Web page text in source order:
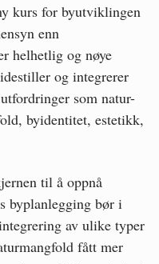
kurs for byutviklingen
enn
helhetlig og nøye
og integrerer
som natur-
byidentitet, estetikk,
til å oppnå
byplanlegging bør i
av ulike typer
fått mer